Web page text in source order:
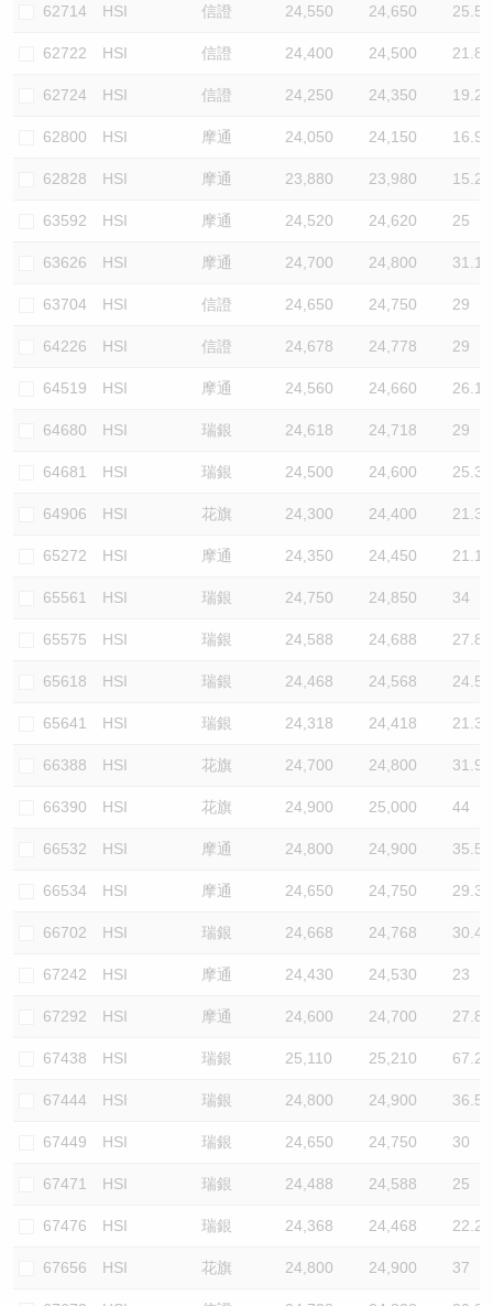
62714 HSI 信證 24,550 24,650 25.5
62722 HSI 信證 24,400 24,500 21.8
62724 HSI 信證 24,250 24,350 19.2
62800 HSI 摩通 24,050 24,150 16.9
62828 HSI 摩通 23,880 23,980 15.2
63592 HSI 摩通 24,520 24,620 25
63626 HSI 摩通 24,700 24,800 31.1
63704 HSI 信證 24,650 24,750 29
64226 HSI 信證 24,678 24,778 29
64519 HSI 摩通 24,560 24,660 26.1
64680 HSI 瑞銀 24,618 24,718 29
64681 HSI 瑞銀 24,500 24,600 25.3
64906 HSI 花旗 24,300 24,400 21.3
65272 HSI 摩通 24,350 24,450 21.1
65561 HSI 瑞銀 24,750 24,850 34
65575 HSI 瑞銀 24,588 24,688 27.8
65618 HSI 瑞銀 24,468 24,568 24.5
65641 HSI 瑞銀 24,318 24,418 21.3
66388 HSI 花旗 24,700 24,800 31.9
66390 HSI 花旗 24,900 25,000 44
66532 HSI 摩通 24,800 24,900 35.5
66534 HSI 摩通 24,650 24,750 29.3
66702 HSI 瑞銀 24,668 24,768 30.4
67242 HSI 摩通 24,430 24,530 23
67292 HSI 摩通 24,600 24,700 27.8
67438 HSI 瑞銀 25,110 25,210 67.2
67444 HSI 瑞銀 24,800 24,900 36.5
67449 HSI 瑞銀 24,650 24,750 30
67471 HSI 瑞銀 24,488 24,588 25
67476 HSI 瑞銀 24,368 24,468 22.2
67656 HSI 花旗 24,800 24,900 37